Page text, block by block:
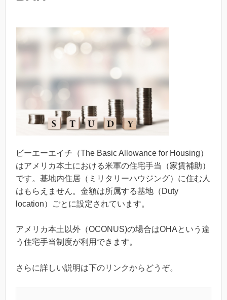
ビーエーエイチ（The Basic Allowance for Housing）
はアメリカ本土における米軍の住宅手当（家賃補助）
です。基地内住居（ミリタリーハウジング）に住む人
はもらえません。金額は所属する基地（Duty
location）ごとに設定されています。
アメリカ本土以外（OCONUS)の場合はOHAという違
う住宅手当制度が利用できます。
さらに詳しい説明は下のリンクからどうぞ。